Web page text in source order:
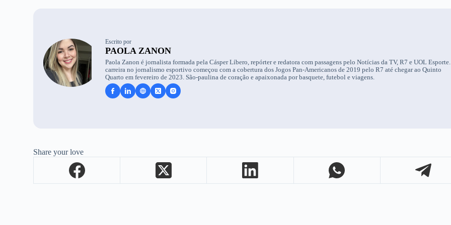
Escrito por
PAOLA ZANON
Paola Zanon é jornalista formada pela Cásper Líbero, repórter e redatora com passagens pelo Notícias da TV, R7 e UOL
carreira no jornalismo esportivo começou com a cobertura dos Jogos Pan-Americanos de 2019 pelo R7 até chegar ao Quinto
Quarto em fevereiro de 2023. São-paulina de coração e apaixonada por basquete, futebol e viagens.
Share your love